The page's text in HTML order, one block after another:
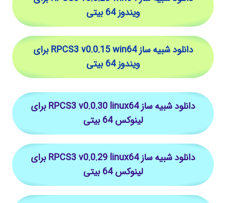
ویندوز 64 بیتی
دانلود شبیه ساز RPCS3 v0.0.15 win64 برای
ویندوز 64 بیتی
دانلود شبیه ساز RPCS3 v0.0.30 linux64 برای
لینوکس 64 بیتی
دانلود شبیه ساز RPCS3 v0.0.29 linux64 برای
لینوکس 64 بیتی